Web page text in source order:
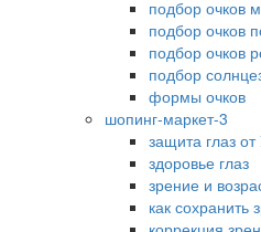
подбор очков
подбор очков
подбор очков
подбор
формы очков
шопинг-маркет-3
защита глаз
здоровье глаз
зрение и
как сохранить